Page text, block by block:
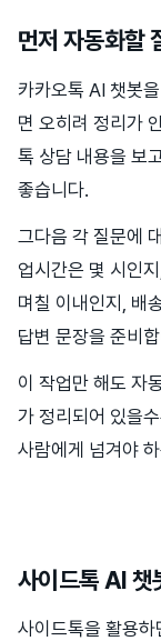
먼저 자동화할
카카오톡 AI 챗봇
면 오히려 정리가
톡 상담 내용을 보
좋습니다.
그다음 각 질문에
업시간은 몇 시인
며칠 이내인지, 배
답변 문장을 준비
이 작업만 해도 자
가 정리되어 있을
사람에게 넘겨야
사이드톡 AI 챗
사이드톡을 활용하